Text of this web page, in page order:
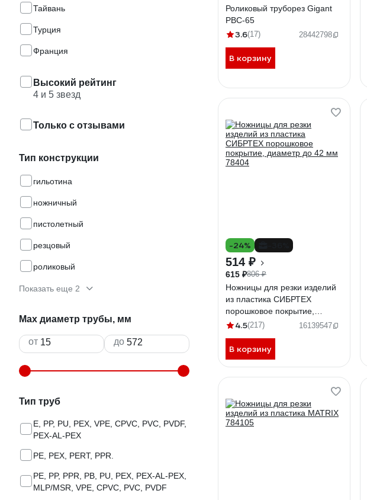
Тайвань
Турция
Франция
Высокий рейтинг
4 и 5 звезд
Только с отзывами
Тип конструкции
гильотина
ножничный
пистолетный
резцовый
роликовый
Показать еще 2
Max диаметр трубы, мм
от до
Тип труб
E, PP, PU, PEX, VPE, CPVC, PVC, PVDF,
PEX-AL-PEX
PE, PEX, PERT, PPR.
PE, PP, PPR, PB, PU, PEX, PEX-AL-PEX,
MLP/MSR, VPE, CPVC, PVC, PVDF
Роликовый труборез Gigant
PBC-65
3.6(17) 28442798
В корзину
-24%
514 ₽
615 ₽806 ₽
Ножницы для резки изделий
из пластика СИБРТЕХ
порошковое покрытие,
диаметр до 42 мм 78404
4.5(217) 16139547
В корзину